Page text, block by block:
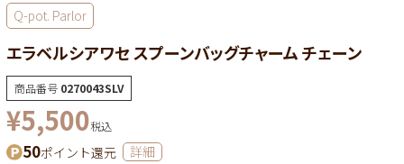
Q-pot. Parlor
エラベルシアワセ スプーンバッグチャーム チェーン
商品番号 0270043SLV
¥5,500税込
50ポイント還元 詳細